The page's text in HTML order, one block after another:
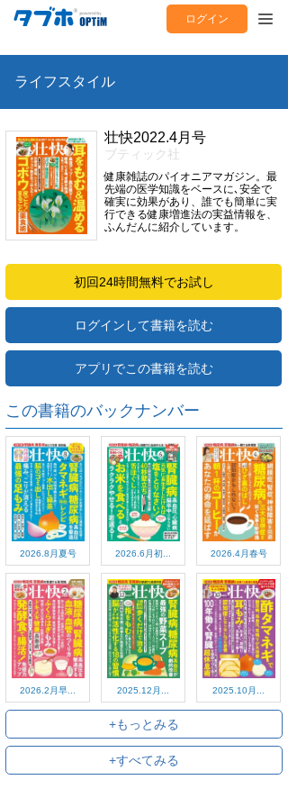
ログイン
ライフスタイル
壮快2022.4月号
ブティック社
健康雑誌のパイオニアマガジン。最
先端の医学知識をベースに､安全で
確実に効果があり、誰でも簡単に実
行できる健康増進法の実益情報を、
ふんだんに紹介しています。
初回24時間無料でお試し
ログインして書籍を読む
アプリでこの書籍を読む
この書籍のバックナンバー
2026.8月夏号 2026.6月初... 2026.4月春号
2026.2月早... 2025.12月... 2025.10月...
+もっとみる
+すべてみる